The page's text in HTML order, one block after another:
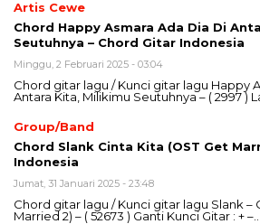
Artis Cewe
Chord Happy Asmara Ada Dia Di
Seutuhnya – Chord Gitar Indonesia
Minggu, 2 Februari 2025 - 03:04
Chord gitar lagu / Kunci gitar lagu Happy
Antara Kita, Milikimu Seutuhnya – ( 2997 )
Group/Band
Chord Slank Cinta Kita (OST Get
Indonesia
Jumat, 31 Januari 2025 - 23:48
Chord gitar lagu / Kunci gitar lagu Slank –
Married 2) – ( 52673 ) Ganti Kunci Gitar : + –…